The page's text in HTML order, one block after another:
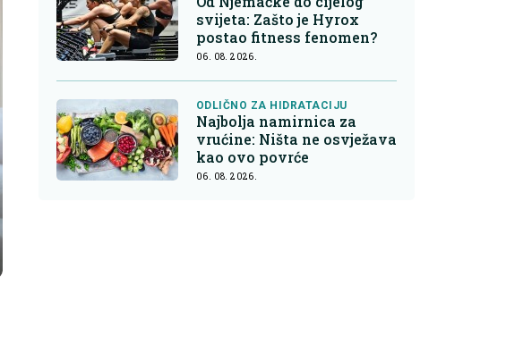
svijeta: Zašto je Hyrox
postao fitness fenomen?
06. 08. 2026.
ODLIČNO ZA HIDRATACIJU
Najbolja namirnica za
vrućine: Ništa ne osvježava
kao ovo povrće
06. 08. 2026.